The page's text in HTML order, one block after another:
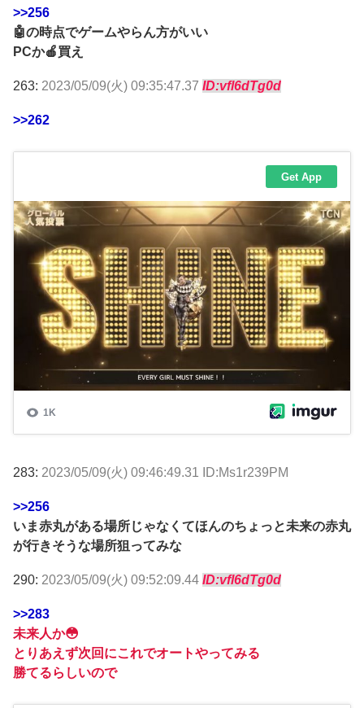
>>256
🤖の時点でゲームやらん方がいい
PCか🍎買え
263: 2023/05/09(火) 09:35:47.37 ID:vfl6dTg0d
>>262
283: 2023/05/09(火) 09:46:49.31 ID:Ms1r239PM
>>256
いま赤丸がある場所じゃなくてほんのちょっと未来の赤丸
が行きそうな場所狙ってみな
290: 2023/05/09(火) 09:52:09.44 ID:vfl6dTg0d
>>283
未来人か😳
とりあえず次回にこれでオートやってみる
勝てるらしいので